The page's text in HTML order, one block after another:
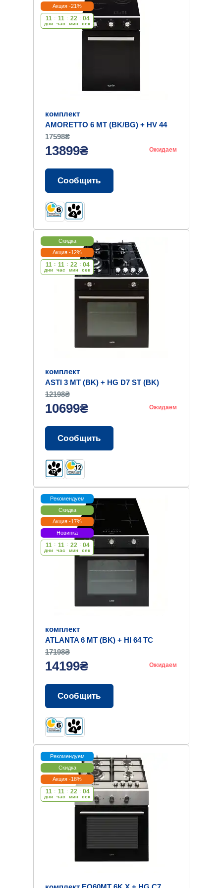
Акция -21%
11
дни
: 11
час
: 22
мин
: 03
cек
комплект
AMORETTO 6 MT (BK/BG) + HV 44
TC
17598₴
13899₴ Ожидаем
Сообщить
Скидка
Акция -12%
11
дни
: 11
час
: 22
мин
: 03
cек
комплект
ASTI 3 MT (BK) + HG D7 ST (BK)
12198₴
10699₴ Ожидаем
Сообщить
Рекомендуем
Скидка
Акция -17%
Новинка
11
дни
: 11
час
: 22
мин
: 03
cек
комплект
ATLANTA 6 MT (BK) + HI 64 TC
17198₴
14199₴ Ожидаем
Сообщить
Рекомендуем
Скидка
Акция -18%
11
дни
: 11
час
: 22
мин
: 03
cек